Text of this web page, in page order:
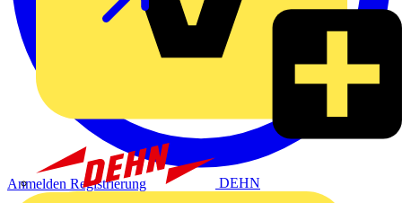
DEHN
Anmelden Registrierung